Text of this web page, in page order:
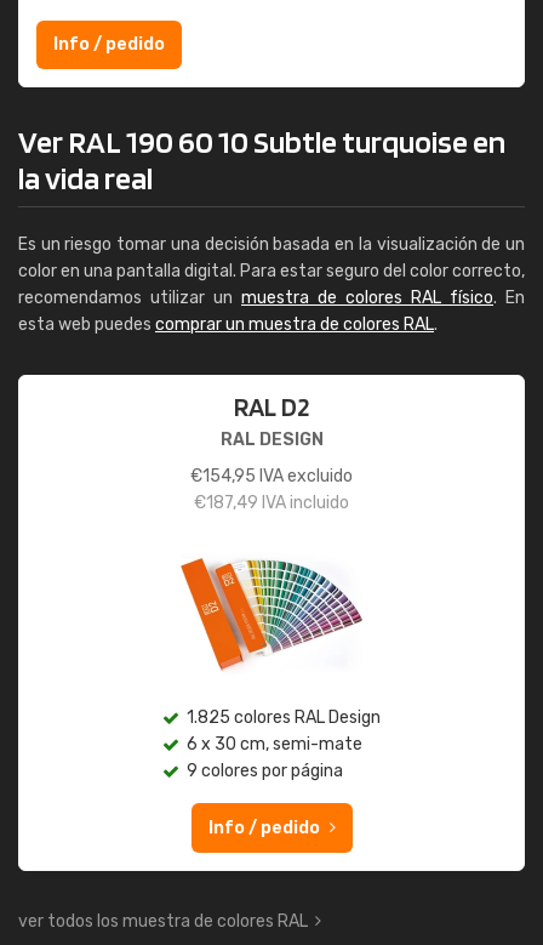
Info / pedido
Ver RAL 190 60 10 Subtle turquoise en
la vida real
Es un riesgo tomar una decisión basada en la visualización de un
color en una pantalla digital. Para estar seguro del color correcto,
recomendamos utilizar un muestra de colores RAL físico. En
esta web puedes comprar un muestra de colores RAL.
RAL D2
RAL DESIGN
€154,95 IVA excluido
€187,49 IVA incluido
1.825 colores RAL Design
6 x 30 cm, semi-mate
9 colores por página
Info / pedido
ver todos los muestra de colores RAL